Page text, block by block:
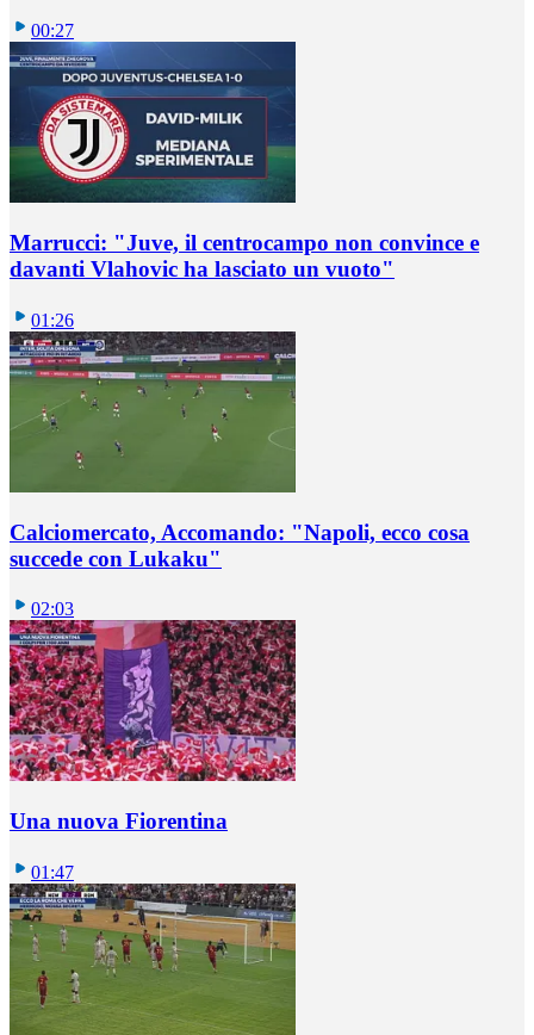
00:27
Marrucci: "Juve, il centrocampo non convince e
davanti Vlahovic ha lasciato un vuoto"
01:26
Calciomercato, Accomando: "Napoli, ecco cosa
succede con Lukaku"
02:03
Una nuova Fiorentina
01:47